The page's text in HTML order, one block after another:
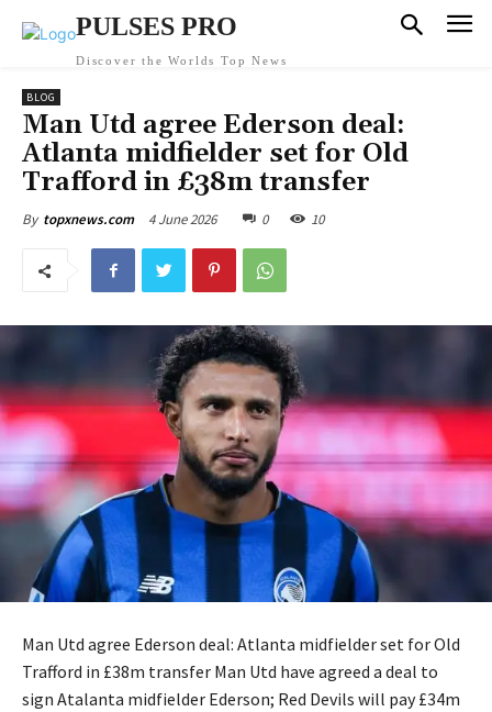
PULSES PRO
Discover the Worlds Top News
BLOG
Man Utd agree Ederson deal:
Atlanta midfielder set for Old
Trafford in £38m transfer
By topxnews.com 4 June 2026 0 10
Man Utd agree Ederson deal: Atlanta midfielder set for Old
Trafford in £38m transfer Man Utd have agreed a deal to
sign Atalanta midfielder Ederson; Red Devils will pay £34m